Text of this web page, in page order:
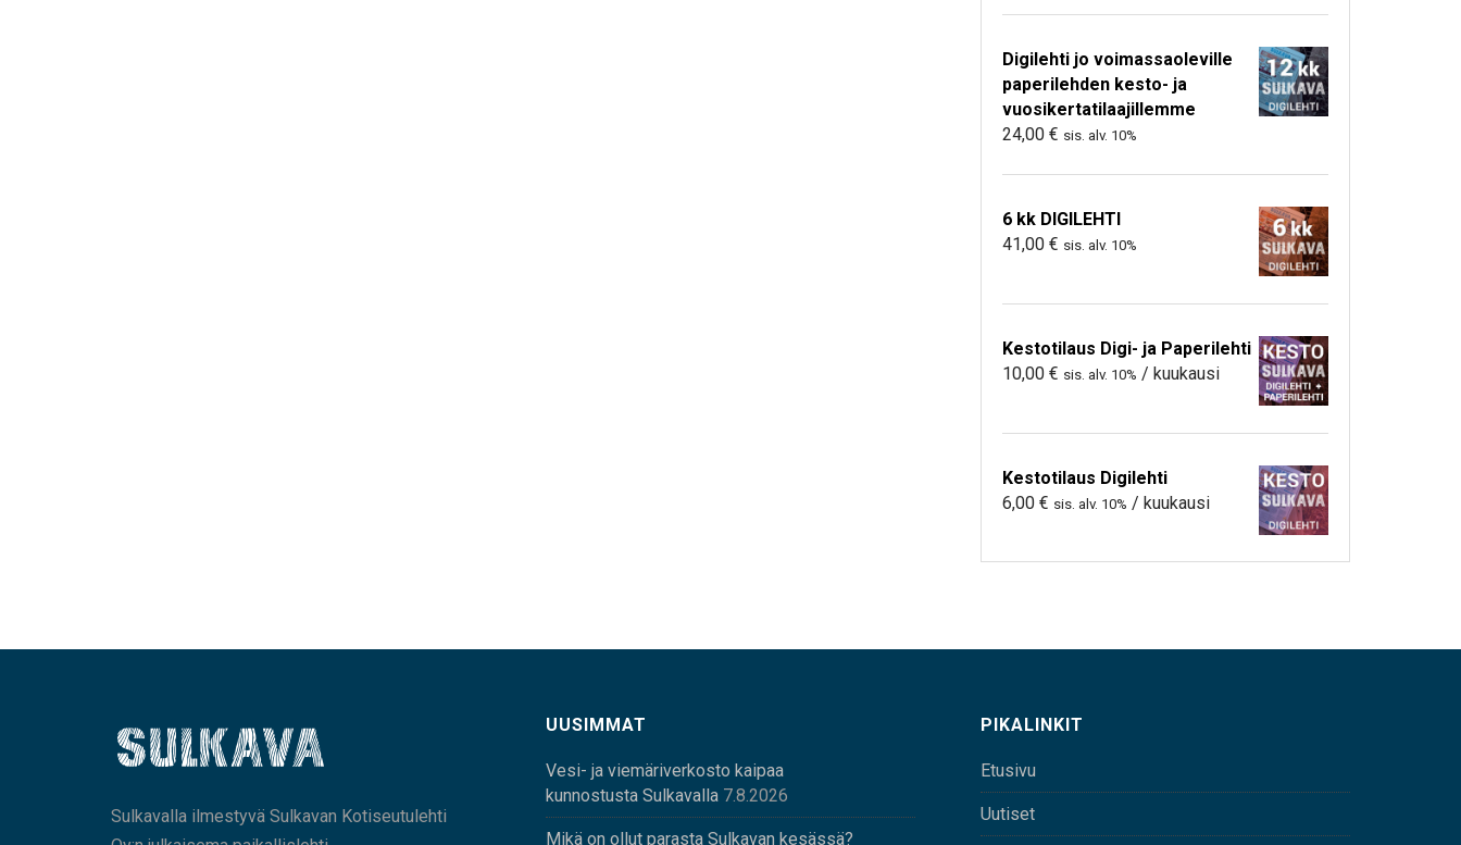
Digilehti jo voimassaoleville
paperilehden kesto- ja
vuosikertatilaajillemme
24,00 € sis. alv. 10%
6 kk DIGILEHTI
41,00 € sis. alv. 10%
Kestotilaus Digi- ja Paperilehti
10,00 € sis. alv. 10% / kuukausi
Kestotilaus Digilehti
6,00 € sis. alv. 10% / kuukausi
Sulkavalla ilmestyvä Sulkavan Kotiseutulehti
UUSIMMAT
Vesi- ja viemäriverkosto kaipaa
kunnostusta Sulkavalla 7.8.2026
Mikä on ollut parasta Sulkavan kesässä?
PIKALINKIT
Etusivu
Uutiset